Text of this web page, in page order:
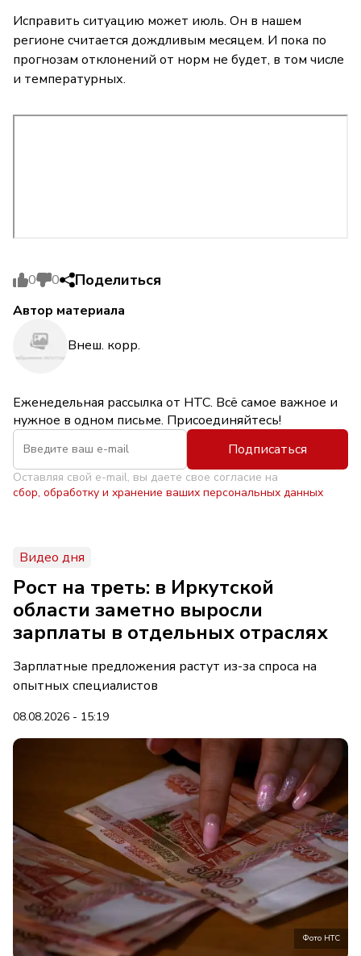
Исправить ситуацию может июль. Он в нашем
регионе считается дождливым месяцем. И пока по
прогнозам отклонений от норм не будет, в том числе
и температурных.
0 0 Поделиться
Автор материала
Внеш. корр.
Еженедельная рассылка от НТС. Всё самое важное и
нужное в одном письме. Присоединяйтесь!
Подписаться
Оставляя свой e-mail, вы даете свое согласие на
сбор, обработку и хранение ваших персональных данных
Видео дня
Рост на треть: в Иркутской
области заметно выросли
зарплаты в отдельных отраслях
Зарплатные предложения растут из-за спроса на
опытных специалистов
08.08.2026 - 15:19
Фото НТС